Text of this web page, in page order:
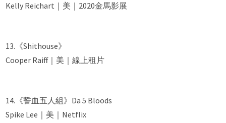
Kelly Reichart｜美｜2020金馬影展
13.《Shithouse》
Cooper Raiff｜美｜線上租片
14.《誓血五人組》Da 5 Bloods
Spike Lee｜美｜Netflix